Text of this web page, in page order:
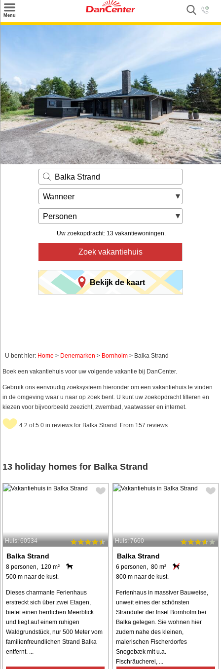
Menu
Service
Kontakt
Balka Strand
Wanneer
Personen
Uw zoekopdracht: 13 vakantiewoningen.
Zoek vakantiehuis
Bekijk de kaart
U bent hier: Home > Denemarken > Bornholm > Balka Strand
Boek een vakantiehuis voor uw volgende vakantie bij DanCenter.
Gebruik ons eenvoudig zoeksysteem hieronder om een vakantiehuis te vinden
in de omgeving waar u naar op zoek bent. U kunt uw zoekopdracht filteren en
kiezen voor bijvoorbeeld zeezicht, zwembad, vaatwasser en internet.
4.2 of 5.0 in reviews for Balka Strand. From 157 reviews
13 holiday homes for Balka Strand
Huis: 60534
Balka Strand
8 personen, 120 m²
500 m naar de kust.
Dieses charmante Ferienhaus
erstreckt sich über zwei Etagen,
bietet einen herrlichen Meerblick
und liegt auf einem ruhigen
Waldgrundstück, nur 500 Meter vom
familienfreundlichen Strand Balka
entfernt. ...
Huis: 7660
Balka Strand
6 personen, 80 m²
800 m naar de kust.
Ferienhaus in massiver Bauweise,
unweit eines der schönsten
Strandufer der Insel Bornholm bei
Balka gelegen. Sie wohnen hier
zudem nahe des kleinen,
malerischen Fischerdorfes
Snogebæk mit u.a.
Fischräucherei, ...